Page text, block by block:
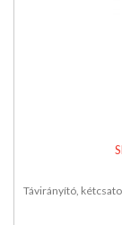
Távirányító,